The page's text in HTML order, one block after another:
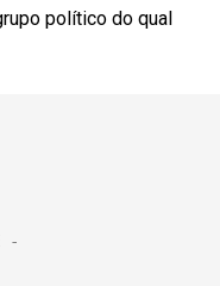
político do qual